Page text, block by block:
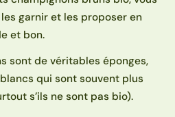
garnir et les proposer en
et bon.
sont de véritables éponges,
qui sont souvent plus
s’ils ne sont pas bio).